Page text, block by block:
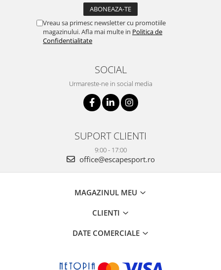
Vreau sa primesc newsletter cu promotiile
magazinului. Afla mai multe in Politica de
Confidentialitate
SOCIAL
Urmareste-ne in social media
SUPORT CLIENTI
9:00 - 17:00
office@escapesport.ro
MAGAZINUL MEU
CLIENTI
DATE COMERCIALE